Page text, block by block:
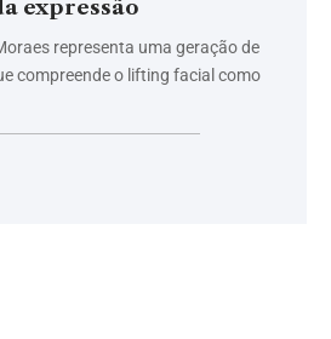
expressão
representa uma geração de
compreende o lifting facial como